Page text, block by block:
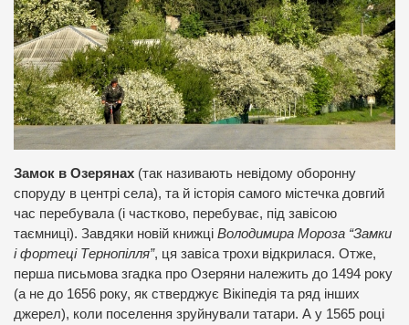
Замок в Озерянах (так називають невідому оборонну
споруду в центрі села), та й історія самого містечка довгий
час перебувала (і частково, перебуває, під завісою
таємниці). Завдяки новій книжці Володимира Мороза “Замки
і фортеці Тернопілля”, ця завіса трохи відкрилася. Отже,
перша письмова згадка про Озеряни належить до 1494 року
(а не до 1656 року, як стверджує Вікіпедія та ряд інших
джерел), коли поселення зруйнували татари. А у 1565 році